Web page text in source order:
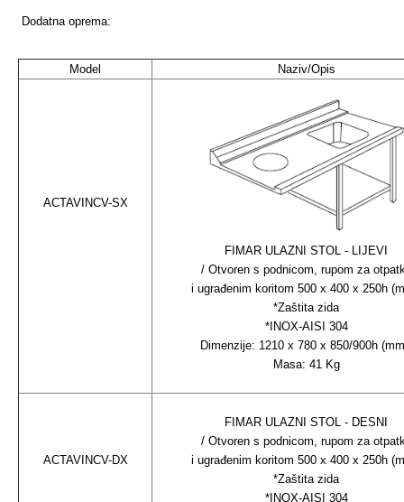
Dodatna oprema:
Model Naziv/Opis
ACTAVINCV-SX
FIMAR ULAZNI STOL - LIJEVI
/ Otvoren s podnicom, rupom za
i ugrađenim koritom 500 x 400 x 250h
*Zaštita zida
*INOX-AISI 304
Dimenzije: 1210 x 780 x 850/900h
Masa: 41 Kg
ACTAVINCV-DX
FIMAR ULAZNI STOL - DESNI
/ Otvoren s podnicom, rupom za
i ugrađenim koritom 500 x 400 x 250h
*Zaštita zida
*INOX-AISI 304